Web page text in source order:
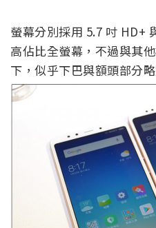
螢幕分別採用 5.7 吋 HD+
高佔比全螢幕，不過與其
下，似乎下巴與額頭部分